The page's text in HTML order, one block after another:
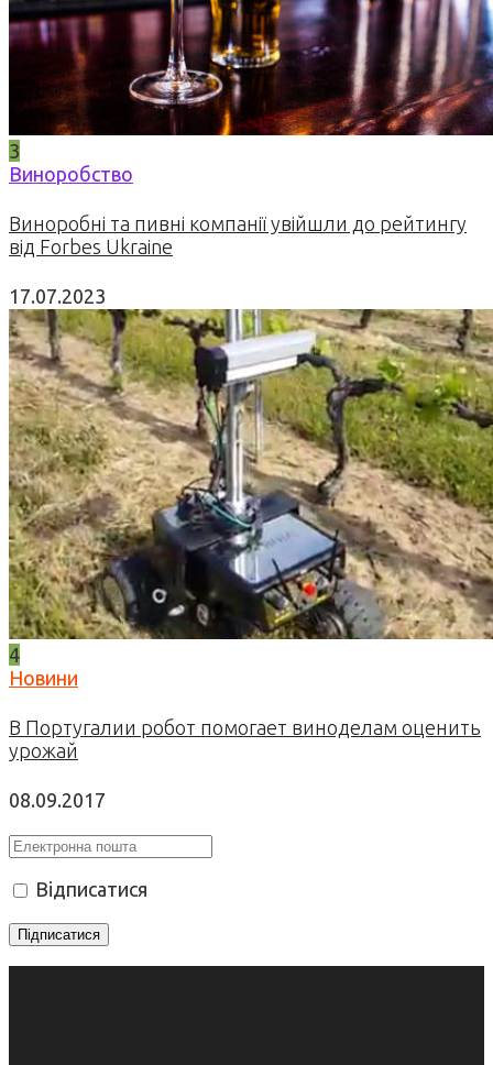
3
Виноробство
Виноробні та пивні компанії увійшли до рейтингу
від Forbes Ukraine
17.07.2023
4
Новини
В Португалии робот помогает виноделам оценить
урожай
08.09.2017
Відписатися